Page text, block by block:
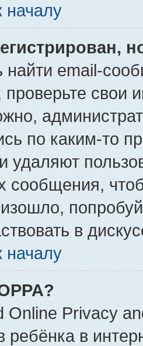
началу
найти email-
проверьте свои
по каким-то
удаляют
сообщения,
в
началу
Online Privacy
ребёнка в